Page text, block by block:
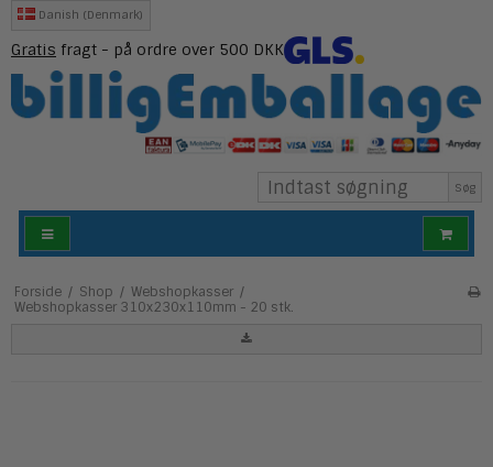
Danish (Denmark)
Gratis fragt - på ordre over 500 DKK
Søg
Forside / Shop / Webshopkasser /
Webshopkasser 310x230x110mm - 20 stk.